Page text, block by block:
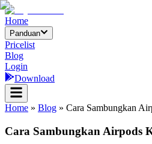
Home
Panduan
Pricelist
Blog
Login
Download
Home » Blog » Cara Sambungkan
Cara Sambungkan Airpods